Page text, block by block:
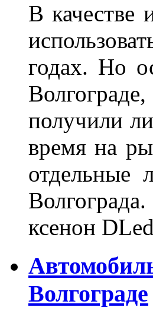
В качестве
годах. Но
получили
время на
отдельные
ксенон DLed
Волгограде